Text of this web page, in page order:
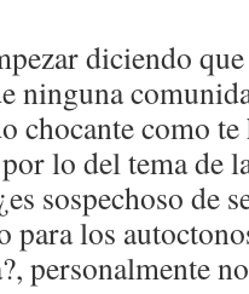
diciendo
ninguna
chocante como
lo del tema de
sospechoso de
para los
personalmente